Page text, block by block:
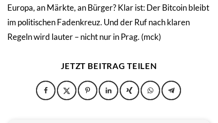
Europa, an Märkte, an Bürger? Klar ist: Der Bitcoin bleibt
im politischen Fadenkreuz. Und der Ruf nach klaren
Regeln wird lauter – nicht nur in Prag. (mck)
JETZT BEITRAG TEILEN